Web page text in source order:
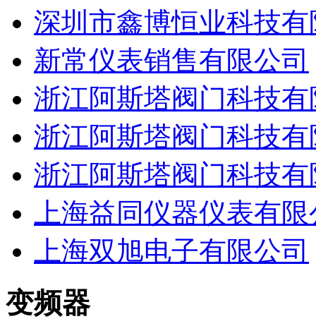
深圳市鑫博恒业科技
新常仪表销售有限公司
浙江阿斯塔阀门科技
浙江阿斯塔阀门科技
浙江阿斯塔阀门科技
上海益同仪器仪表有
上海双旭电子有限公司
变频器